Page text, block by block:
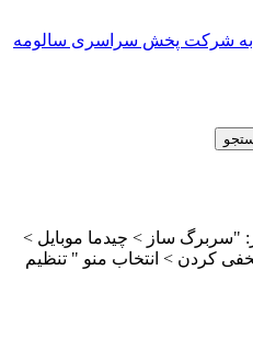
به شرکت پخش سراسری سالومه
"سربرگ ساز > چیدما موبایل >
کردن > انتخاب منو " تنظیم